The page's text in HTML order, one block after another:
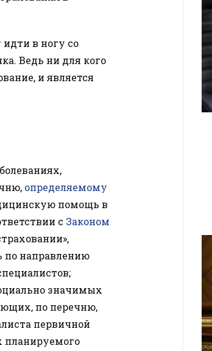
в ногу со
Ведь ни для кого
и является
определяемому
помощь в
с Законом
по направлению
значимых
по перечню,
первичной
планируемого